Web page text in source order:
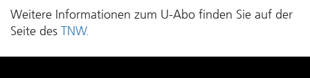
Weitere Informationen zum U-Abo finden Sie auf der
Seite des TNW.